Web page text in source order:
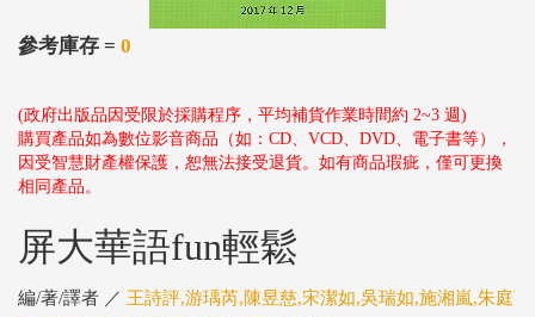
參考庫存 = 0
(政府出版品因受限於採購程序，平均補貨作業時間約 2~3 週)
購買產品如為數位影音商品（如：CD、VCD、DVD、電子書等），
因受智慧財產權保護，恕無法接受退貨。如有商品瑕疵，僅可更換
相同產品。
屏大華語fun輕鬆
編/著/譯者 ／ 王詩評,游瑀芮,陳昱慈,宋潔如,吳瑞如,施湘嵐,朱庭